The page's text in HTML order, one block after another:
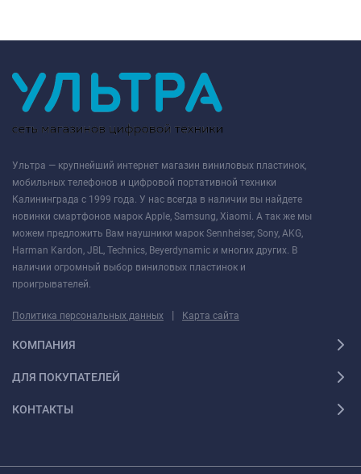
Ультра — крупнейший интернет магазин виниловых пластинок,
мобильных телефонов и цифровой портативной техники
Калининграда с 1999 года. У нас всегда в наличии вы найдете
новинки смартфонов марок Apple, Samsung, Xiaomi. А так же мы
можем предложить Вам наушники марок Sennheiser, Sony, AKG,
Harman Kardon, JBL, Technics, Beyerdynamic и многих других. В
наличии огромный выбор виниловых пластинок и
проигрывателей.
Политика персональных данных | Карта сайта
КОМПАНИЯ
ДЛЯ ПОКУПАТЕЛЕЙ
КОНТАКТЫ